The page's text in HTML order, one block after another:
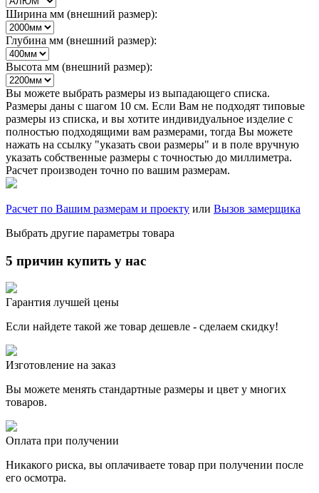
Ширина мм (внешний размер):
Глубина мм (внешний размер):
Высота мм (внешний размер):
Вы можете выбрать размеры из выпадающего списка.
Размеры даны с шагом 10 см. Если Вам не подходят типовые
размеры из списка, и вы хотите индивидуальное изделие с
полностью подходящими вам размерами, тогда Вы можете
нажать на ссылку "указать свои размеры" и в поле вручную
указать собственные размеры с точностью до миллиметра.
Расчет производен точно по вашим размерам.
Расчет по Вашим размерам и проекту или Вызов замерщика
Выбрать другие параметры товара
5 причин купить у нас
Гарантия лучшей цены
Если найдете такой же товар дешевле - сделаем скидку!
Изготовление на заказ
Вы можете менять стандартные размеры и цвет у многих
товаров.
Оплата при получении
Никакого риска, вы оплачиваете товар при получении после
его осмотра.